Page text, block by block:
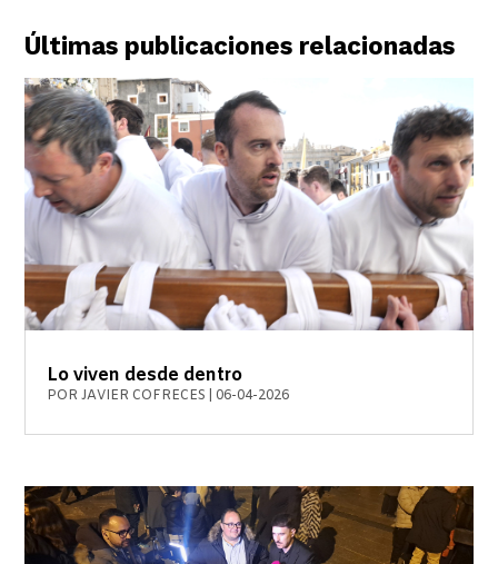
Últimas publicaciones relacionadas
Lo viven desde dentro
PORJAVIER COFRECES 06-04-2026